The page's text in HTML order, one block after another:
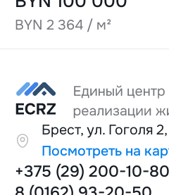
BYN 2 364 / м²
Брест, ул. Гоголя
Посмотреть на
+375 (29) 200-10-80